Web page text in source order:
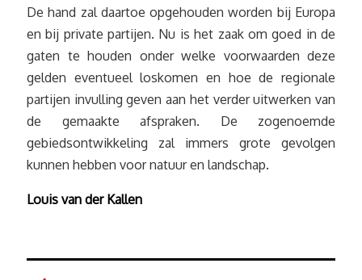
De hand zal daartoe opgehouden worden bij Europa
en bij private partijen. Nu is het zaak om goed in de
gaten te houden onder welke voorwaarden deze
gelden eventueel loskomen en hoe de regionale
partijen invulling geven aan het verder uitwerken van
de gemaakte afspraken. De zogenoemde
gebiedsontwikkeling zal immers grote gevolgen
kunnen hebben voor natuur en landschap.
Louis van der Kallen